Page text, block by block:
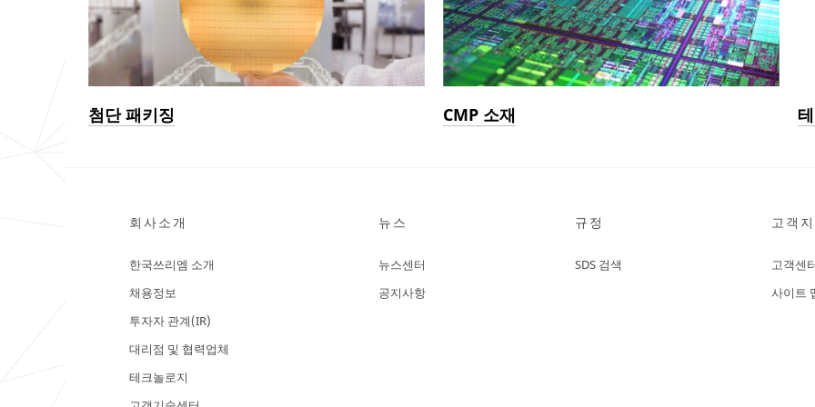
첨단 패키징 CMP 소재
회사소개
한국쓰리엠 소개
채용정보
투자자 관계(IR)
대리점 및 협력업체
테크놀로지
뉴스
뉴스센터
공지사항
규정
SDS 검색
고객
고객센
사이트